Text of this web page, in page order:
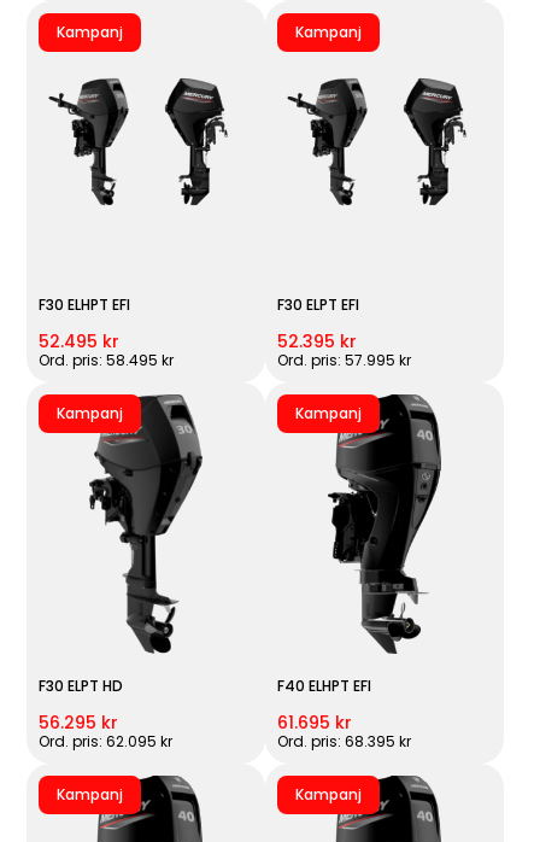
Kampanj
F30 ELHPT EFI
52.495 kr
Ord. pris: 58.495 kr
Kampanj
F30 ELPT EFI
52.395 kr
Ord. pris: 57.995 kr
Kampanj
F30 ELPT HD
56.295 kr
Ord. pris: 62.095 kr
Kampanj
F40 ELHPT EFI
61.695 kr
Ord. pris: 68.395 kr
Kampanj Kampanj